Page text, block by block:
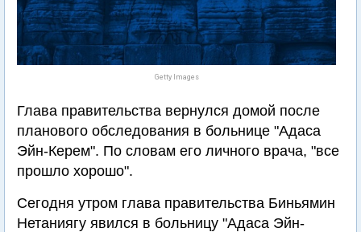
Getty Images
Глава правительства вернулся домой после
планового обследования в больнице "Адаса
Эйн-Керем". По словам его личного врача, "все
прошло хорошо".
Сегодня утром глава правительства Биньямин
Нетаниягу явился в больницу "Адаса Эйн-